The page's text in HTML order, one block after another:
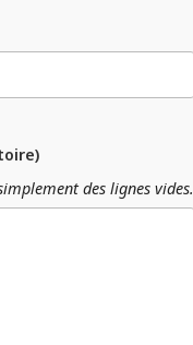
des lignes vides.